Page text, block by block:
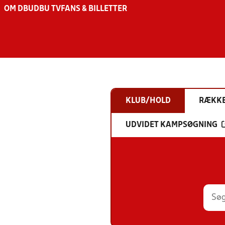
OM DBU DBU TV FANS & BILLETTER
KLUB/HOLD
UDVIDET KAMPSØGNING